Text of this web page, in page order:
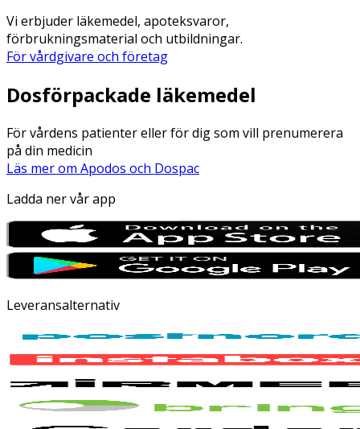
Vi erbjuder läkemedel, apoteksvaror,
förbrukningsmaterial och utbildningar.
För vårdgivare och företag
Dosförpackade läkemedel
För vårdens patienter eller för dig som vill prenumerera
på din medicin
Läs mer om Apodos och Dospac
Ladda ner vår app
Leveransalternativ